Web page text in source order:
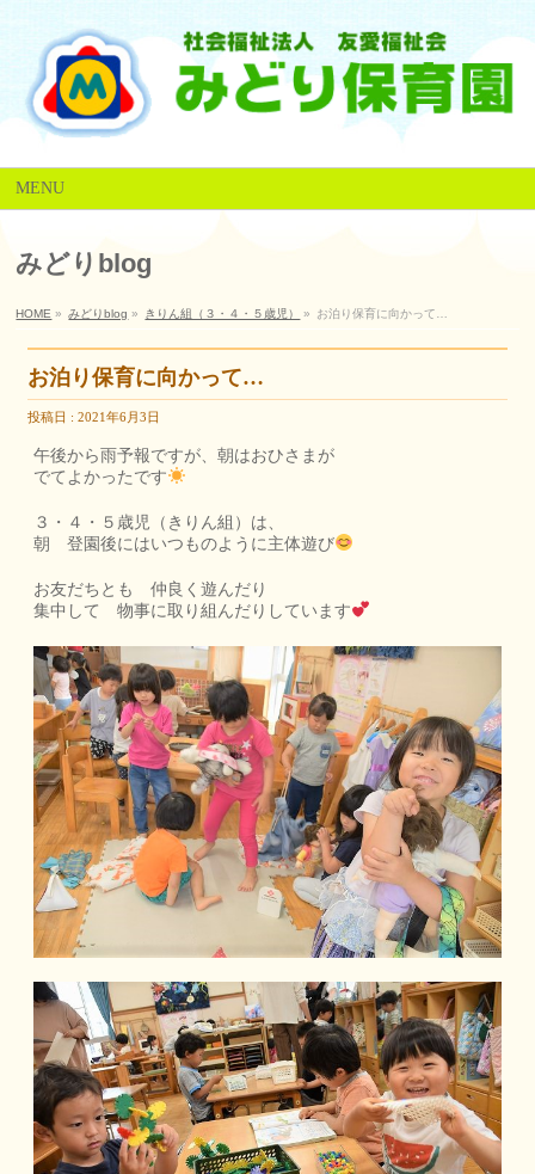
MENU
みどりblog
HOME » みどりblog » きりん組（３・４・５歳児） » お泊り保育に向かって…
お泊り保育に向かって…
投稿日 : 2021年6月3日
午後から雨予報ですが、朝はおひさまが
でてよかったです
３・４・５歳児（きりん組）は、
朝 登園後にはいつものように主体遊び
お友だちとも 仲良く遊んだり
集中して 物事に取り組んだりしています